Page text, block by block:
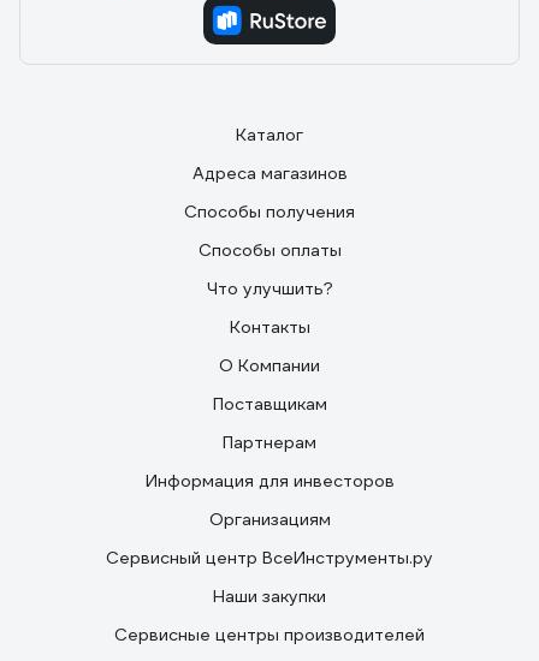
можно использовать любой аккумулятор 18650
(защищённые, конечно, предпочтительнее), что даёт
Каталог
Адреса магазинов
Способы получения
Способы оплаты
Что улучшить?
Контакты
О Компании
Поставщикам
Партнерам
Информация для инвесторов
Организациям
Сервисный центр ВсеИнструменты.ру
Наши закупки
Сервисные центры производителей